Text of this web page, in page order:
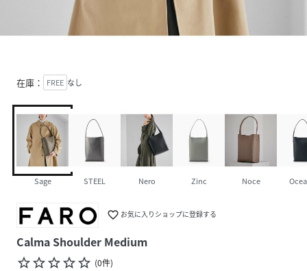
在庫： FREE なし
Sage STEEL Nero Zinc Noce
favorite_border お気に入りショップに登録する
Calma Shoulder Medium
star_borderstar_borderstar_borderstar_borderstar_border (0件)